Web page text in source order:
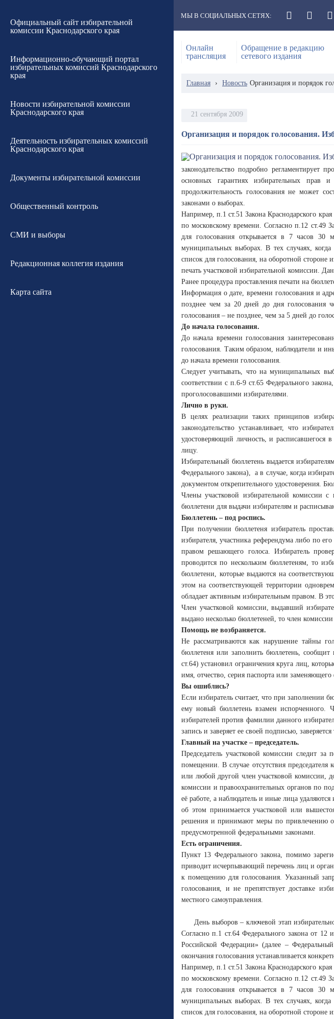
Официальный сайт избирательной
комиссии Краснодарского края
Информационно-обучающий портал
избирательных комиссий Краснодарского
края
Новости избирательной комиссии
Краснодарского края
Деятельность избирательных комиссий
Краснодарского края
Документы избирательной комиссии
Общественный контроль
СМИ и выборы
Редакционная коллегия издания
Карта сайта
МЫ В СОЦИАЛЬНЫХ СЕТЯХ:
Онлайн
трансляция
Обращение в редакцию
сетевого издания
Главная › Новость Организация и порядок
21 сентября 2009
Организация и порядок голосования.
законодательство подробно
основных гарантиях избирательных прав
продолжительность голосования не может
законами о выборах.
Например, п.1 ст.51 Закона Краснодарского
по московскому времени. Согласно п.12 ст.49
для голосования открывается в 7 часов 30
муниципальных выборах. В тех случаях,
список для голосования, на оборотной стороне
печать участковой избирательной комиссии.
Ранее процедура проставления печати на
Информация о дате, времени голосования и
позднее чем за 20 дней до дня голосования
голосования – не позднее, чем за 5 дней до
До начала голосования.
До начала времени голосования
голосования. Таким образом, наблюдатели и
до начала времени голосования.
Следует учитывать, что на муниципальных
соответствии с п.6-9 ст.65 Федерального
проголосовавшими избирателями.
Лично в руки.
В целях реализации таких принципов
законодательство устанавливает, что
удостоверяющий личность, и расписавшегося
лицу.
Избирательный бюллетень выдается
Федерального закона), а в случае, когда
документом открепительного удостоверения.
Члены участковой избирательной комиссии с
бюллетени для выдачи избирателям и
Бюллетень – под роспись.
При получении бюллетеня избиратель
избирателя, участника референдума либо по
правом решающего голоса. Избиратель
проводится по нескольким бюллетеням, то
бюллетени, которые выдаются на
этом на соответствующей территории
обладает активным избирательным правом. В
Член участковой комиссии, выдавший
выдано несколько бюллетеней, то член
Помощь не возбраняется.
Не рассматриваются как нарушение тайны
бюллетеня или заполнить бюллетень,
ст.64) установил ограничения круга лиц,
имя, отчество, серия паспорта или
Вы ошиблись?
Если избиратель считает, что при заполнении
ему новый бюллетень взамен испорченного.
избирателей против фамилии данного
запись и заверяет ее своей подписью,
Главный на участке – председатель.
Председатель участковой комиссии следит
помещении. В случае отсутствия председателя
или любой другой член участковой комиссии,
комиссии и правоохранительных органов по
её работе, а наблюдатель и иные лица
об этом принимается участковой или
решения и принимают меры по привлечению
предусмотренной федеральными законами.
Есть ограничения.
Пункт 13 Федерального закона, помимо
приводит исчерпывающий перечень лиц и
к помещению для голосования. Указанный
голосования, и не препятствует доставке
местного самоуправления.
День выборов – ключевой этап
Согласно п.1 ст.64 Федерального закона от
Российской Федерации» (далее –
окончания голосования устанавливается
Например, п.1 ст.51 Закона Краснодарского
по московскому времени. Согласно п.12 ст.49
для голосования открывается в 7 часов 30
муниципальных выборах. В тех случаях,
список для голосования, на оборотной стороне